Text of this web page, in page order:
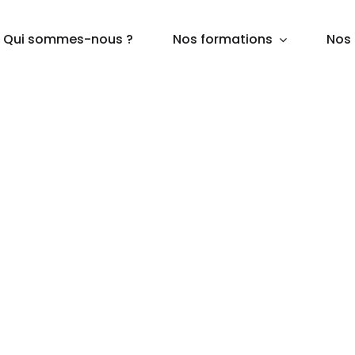
Qui sommes-nous ? Nos formations